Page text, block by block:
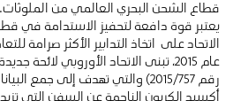
يعتبر قوة دافعة لتحفيز الاستدامة في
الاتحاد على اتخاذ التدابير الأكثر صرامة
عام 2015، تبنى الاتحاد الأوروبي لائحة
رقم 2015/757) والتي تهدف إلى جمع